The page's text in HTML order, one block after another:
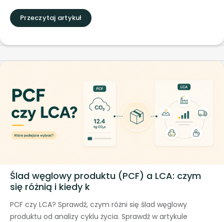
Przeczytaj artykuł
Ślad węglowy produktu (PCF) a LCA: czym
się różnią i kiedy k
PCF czy LCA? Sprawdź, czym różni się ślad węglowy
produktu od analizy cyklu życia. Sprawdź w artykule